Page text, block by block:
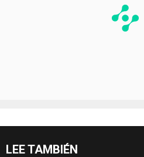
LEE TAMBIÉN